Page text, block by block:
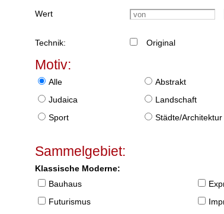
Wert
Technik: Original
Motiv:
Alle Abstrakt
Judaica
Landschaft
Sport
Städte/Architektur
Sammelgebiet:
Klassische Moderne:
Bauhaus
Futurismus